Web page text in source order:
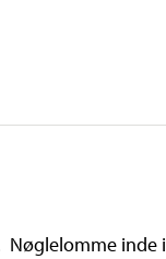
Nøglelomme inde i